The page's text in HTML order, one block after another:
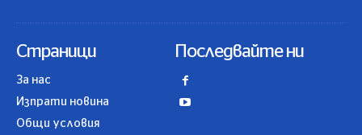
Страници
За нас
Изпрати новина
Общи условия
Последвайте ни